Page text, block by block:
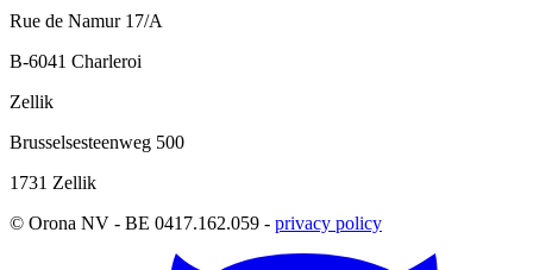
Rue de Namur 17/A
B-6041 Charleroi
Zellik
Brusselsesteenweg 500
1731 Zellik
© Orona NV - BE 0417.162.059 - privacy policy